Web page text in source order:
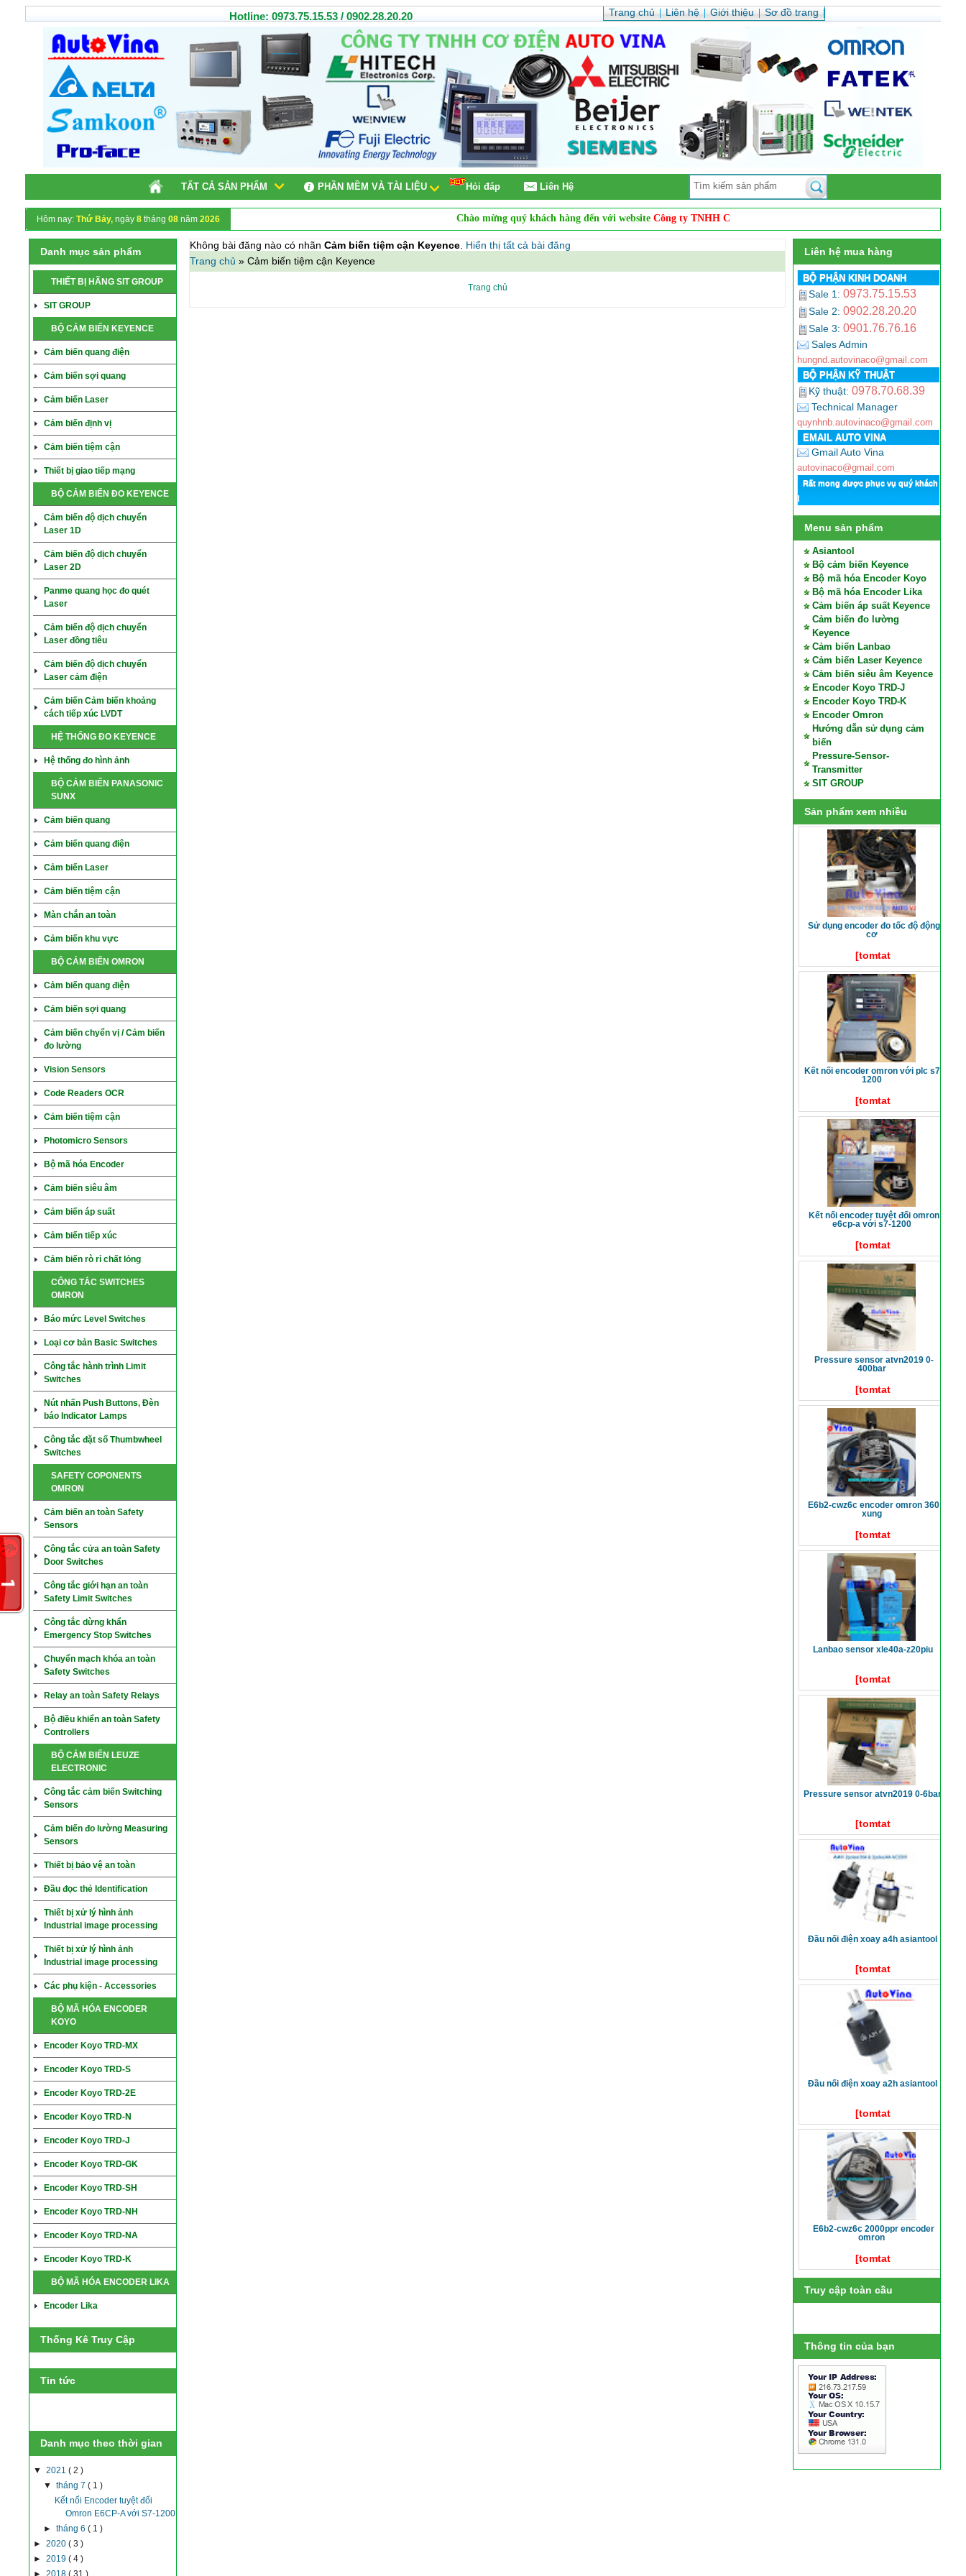
Hotline: 0973.75.15.53 / 0902.28.20.20 Trang chủ Liên hệ Giới thiệu Sơ đồ trang
TẤT CẢ SẢN PHẨM PHẦN MỀM VÀ TÀI LIỆU Hỏi đáp Liên Hệ
Hôm nay: Thứ Bảy, ngày 8tháng 08năm 2026 Chào mừng quý khách hàng đến với websiteCông ty TNHH Cơ Điện Auto Vina
Danh mục sản phẩm
THIẾT BỊ HÃNG SIT GROUP
SIT GROUP
BỘ CẢM BIẾN KEYENCE
Cảm biến quang điện
Cảm biến sợi quang
Cảm biến Laser
Cảm biến định vị
Cảm biến tiệm cận
Thiết bị giao tiếp mạng
BỘ CẢM BIẾN ĐO KEYENCE
Cảm biến độ dịch chuyển
Laser 1D
Cảm biến độ dịch chuyển
Laser 2D
Panme quang học đo quét
Laser
Cảm biến độ dịch chuyển
Laser đồng tiêu
Cảm biến độ dịch chuyển
Laser cảm điện
Cảm biến Cảm biến khoảng
cách tiếp xúc LVDT
HỆ THỐNG ĐO KEYENCE
Hệ thống đo hình ảnh
BỘ CẢM BIẾN PANASONIC
SUNX
Cảm biến quang
Cảm biến quang điện
Cảm biến Laser
Cảm biến tiệm cận
Màn chắn an toàn
Cảm biến khu vực
BỘ CẢM BIẾN OMRON
Cảm biến quang điện
Cảm biến sợi quang
Cảm biến chyển vị / Cảm biến
đo lường
Vision Sensors
Code Readers OCR
Cảm biến tiệm cận
Photomicro Sensors
Bộ mã hóa Encoder
Cảm biến siêu âm
Cảm biến áp suất
Cảm biến tiếp xúc
Cảm biến rò rỉ chất lỏng
CÔNG TẮC SWITCHES
OMRON
Báo mức Level Switches
Loại cơ bản Basic Switches
Công tắc hành trình Limit
Switches
Nút nhấn Push Buttons, Đèn
báo Indicator Lamps
Công tắc đặt số Thumbwheel
Switches
SAFETY COPONENTS
OMRON
Cảm biến an toàn Safety
Sensors
Công tắc cửa an toàn Safety
Door Switches
Công tắc giới hạn an toàn
Safety Limit Switches
Công tắc dừng khẩn
Emergency Stop Switches
Chuyển mạch khóa an toàn
Safety Switches
Relay an toàn Safety Relays
Bộ điều khiển an toàn Safety
Controllers
BỘ CẢM BIẾN LEUZE
ELECTRONIC
Công tắc cảm biến Switching
Sensors
Cảm biến đo lường Measuring
Sensors
Thiết bị bảo vệ an toàn
Đầu đọc thẻ Identification
Thiết bị xử lý hình ảnh
Industrial image processing
Thiết bị xử lý hình ảnh
Industrial image processing
Các phụ kiện - Accessories
BỘ MÃ HÓA ENCODER
KOYO
Encoder Koyo TRD-MX
Encoder Koyo TRD-S
Encoder Koyo TRD-2E
Encoder Koyo TRD-N
Encoder Koyo TRD-J
Encoder Koyo TRD-GK
Encoder Koyo TRD-SH
Encoder Koyo TRD-NH
Encoder Koyo TRD-NA
Encoder Koyo TRD-K
BỘ MÃ HÓA ENCODER LIKA
Encoder Lika
Thống Kê Truy Cập
Tin tức
Danh mục theo thời gian
▼ 2021 ( 2 )
▼ tháng 7 ( 1 )
Kết nối Encoder tuyệt đối
Omron E6CP-A với S7-1200
► tháng 6 ( 1 )
► 2020 ( 3 )
► 2019 ( 4 )
► 2018 ( 31 )
Liên hệ mua hàng
BỘ PHẬN KINH DOANH
Sale 1:0973.75.15.53
Sale 2:0902.28.20.20
Sale 3:0901.76.76.16
Sales Admin
hungnd.autovinaco@gmail.com
BỘ PHẬN KỸ THUẬT
Kỹ thuật:0978.70.68.39
Technical Manager
quynhnb.autovinaco@gmail.com
EMAIL AUTO VINA
Gmail Auto Vina
autovinaco@gmail.com
Rất mong được phục vụ quý khách
!
Menu sản phẩm
Asiantool
Bộ cảm biến Keyence
Bộ mã hóa Encoder Koyo
Bộ mã hóa Encoder Lika
Cảm biến áp suất Keyence
Cảm biến đo lường
Keyence
Cảm biến Lanbao
Cảm biến Laser Keyence
Cảm biến siêu âm Keyence
Encoder Koyo TRD-J
Encoder Koyo TRD-K
Encoder Omron
Hướng dẫn sử dụng cảm
biến
Pressure-Sensor-
Transmitter
SIT GROUP
Sản phẩm xem nhiều
sử dụng encoder đo tốc độ động
cơ
[tomtat
kết nối encoder omron với plc s7-
1200
[tomtat
kết nối encoder tuyệt đối omron
e6cp-a với s7-1200
[tomtat
pressure sensor atvn2019 0-
400bar
[tomtat
e6b2-cwz6c encoder omron 360
xung
[tomtat
lanbao sensor xle40a-z20piu
[tomtat
pressure sensor atvn2019 0-6bar
[tomtat
đầu nối điện xoay a4h asiantool
[tomtat
đầu nối điện xoay a2h asiantool
[tomtat
e6b2-cwz6c 2000ppr encoder
omron
[tomtat
Truy cập toàn cầu
Thông tin của bạn
Không bài đăng nào có nhãn Cảm biến tiệm cận Keyence. Hiển thị tất cả bài đăng
Trang chủ » Cảm biến tiệm cận Keyence
Trang chủ